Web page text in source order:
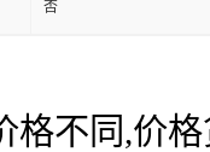
否
格不同,价